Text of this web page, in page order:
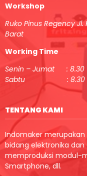
Workshop
Ruko Pinus Regency
Barat
Working Time
Senin – Jumat : 8.30
Sabtu : 8.30 –
TENTANG KAMI
Indomaker
bidang elektronika
memproduksi modul-
Smartphone, dll.